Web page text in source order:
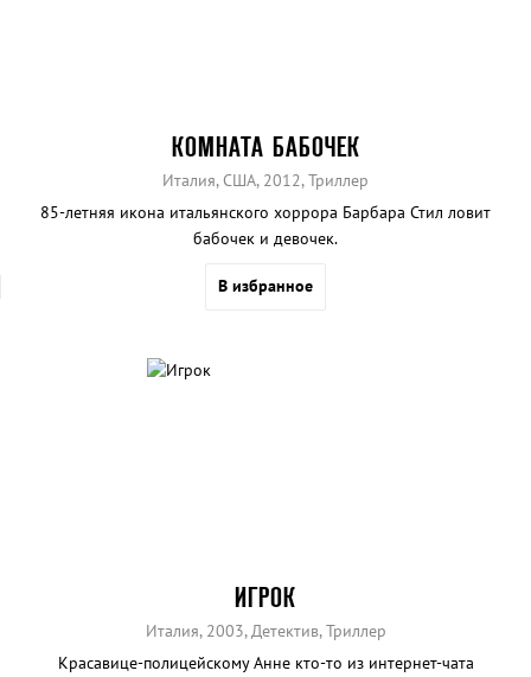
КОМНАТА БАБОЧЕК
Италия, США, 2012, Триллер
85-летняя икона итальянского хоррора Барбара Стил ловит
бабочек и девочек.
В избранное
ИГРОК
Италия, 2003, Детектив, Триллер
Красавице-полицейскому Анне кто-то из интернет-чата